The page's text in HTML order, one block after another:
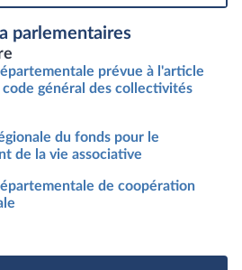
parlementaires
prévue à l'article
code général des collectivités
du fonds pour le
de la vie associative
de coopération